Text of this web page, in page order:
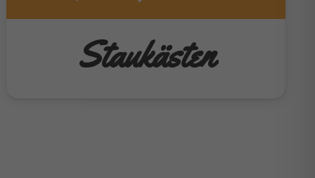
Staukästen